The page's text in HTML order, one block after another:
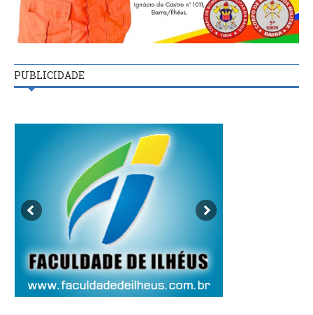
PUBLICIDADE